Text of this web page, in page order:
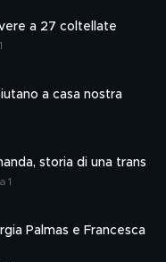
a 27 coltellate
a casa nostra
storia di una trans
1
Palmas e Francesca